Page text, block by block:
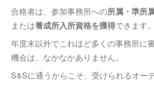
合格者は、参加事務所への所属・準所
または養成所入所資格を獲得できます。
年度末以外でこれほど多くの事務所に
機会は、なかなかありません。
S&Sに通うからこそ、受けられるオー